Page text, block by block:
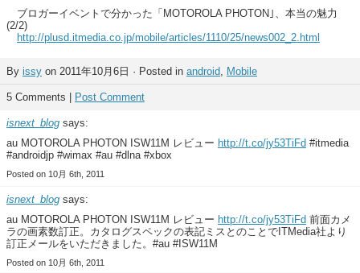
ブロガーイベントで分かった「MOTOROLA PHOTON｣、本当の魅力
(2/2)
http://plusd.itmedia.co.jp/mobile/articles/1110/25/news002_2.html
By issy on 2011年10月6日 · Posted in android, Mobile
5 Comments | Post Comment
isnext_blog says:
au MOTOROLA PHOTON ISW11M レビュー http://t.co/jy53TiFd #itmedia
#androidjp #wimax #au #dlna #xbox
Posted on 10月 6th, 2011
isnext_blog says:
au MOTOROLA PHOTON ISW11M レビュー http://t.co/jy53TiFd 前面カメ
ラの画素数訂正。カタログスペックの表記ミスとのことでITMedia社より
訂正メールをいただきました。#au #ISW11M
Posted on 10月 6th, 2011